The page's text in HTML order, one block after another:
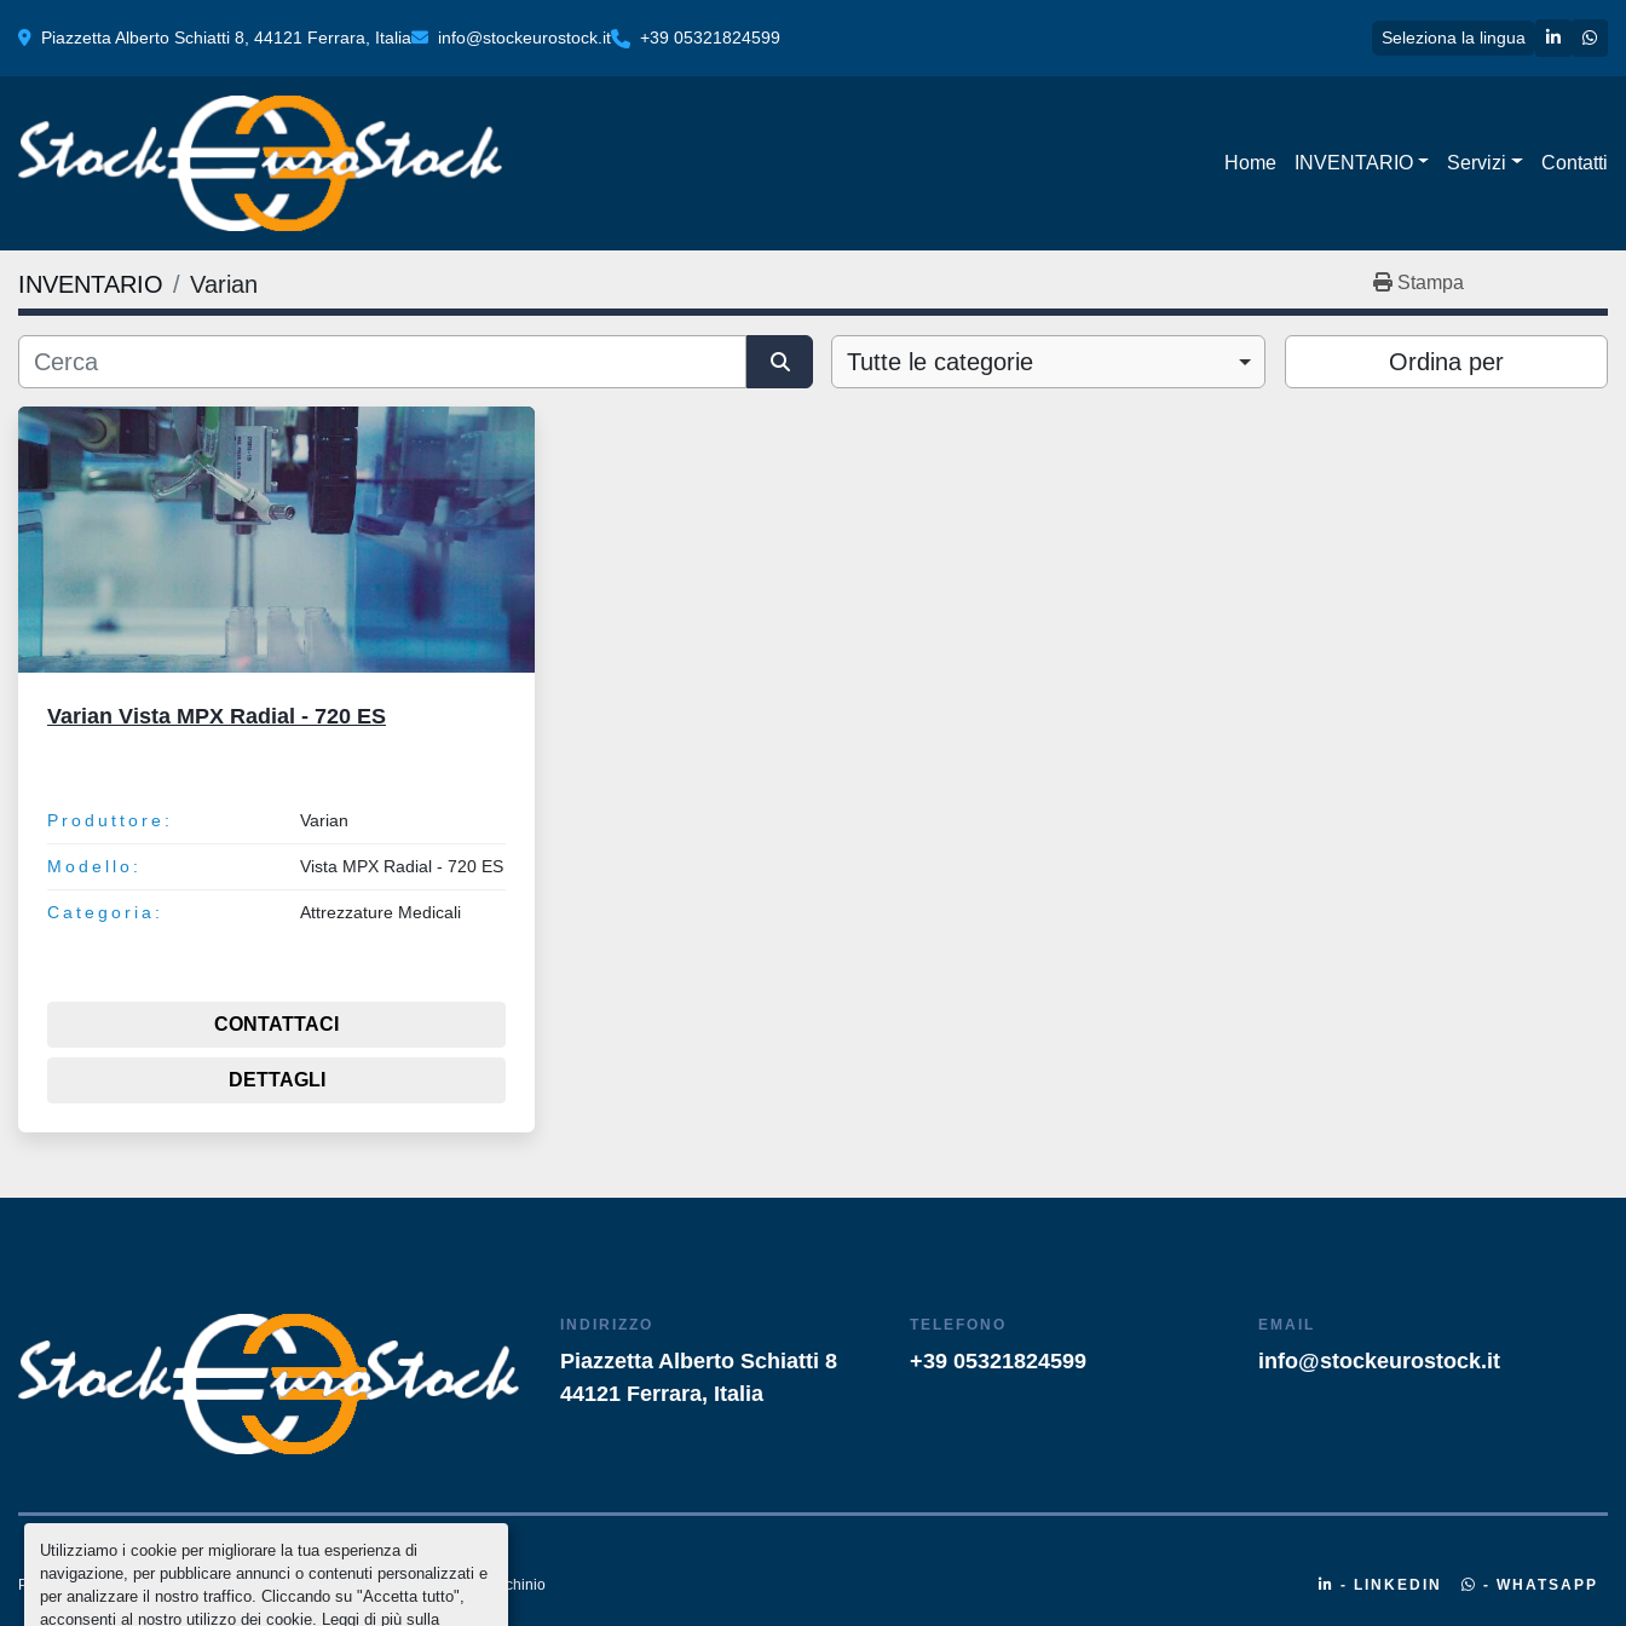
Utilizziamo i cookie per migliorare la tua esperienza di
navigazione, per pubblicare annunci o contenuti personalizzati e
per analizzare il nostro traffico. Cliccando su "Accetta tutto",
acconsenti al nostro utilizzo dei cookie. Leggi di più sulla
Piazzetta Alberto Schiatti 8, 44121 Ferrara, Italia info@stockeurostock.it +39 05321824599 Seleziona la lingua linkedin
Home INVENTARIO Servizi Contatti
INVENTARIO Varian Stampa
Tutte le categorie Ordina per
Varian Vista MPX Radial - 720 ES
Produttore: Varian
Modello: Vista MPX Radial - 720 ES
Categoria: Attrezzature Medicali
CONTATTACI
DETTAGLI
INDIRIZZO
Piazzetta Alberto Schiatti 8
44121 Ferrara, Italia
TELEFONO
+39 05321824599
EMAIL
info@stockeurostock.it
Personalizza le preferenze sui Cookies Machinio Systemsito web diMachinio - LINKEDIN - WHATSAPP